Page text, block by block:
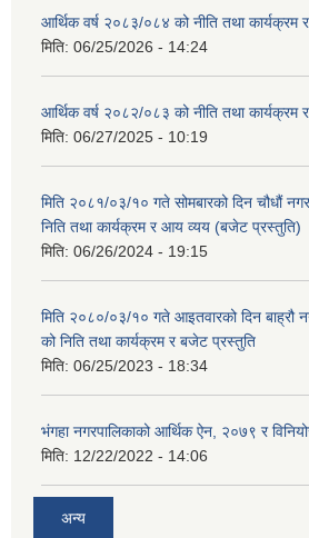
आर्थिक वर्ष २०८३/०८४ को नीति तथा कार्यक्रम
मिति: 06/25/2026 - 14:24
आर्थिक वर्ष २०८२/०८३ को नीति तथा कार्यक्रम
मिति: 06/27/2025 - 10:19
मिति २०८१/०३/१० गते सोमबारको दिन चौधौं
निति तथा कार्यक्रम र आय व्यय (बजेट प्रस्तुति)
मिति: 06/26/2024 - 19:15
मिति २०८०/०३/१० गते आइतवारको दिन
को निति तथा कार्यक्रम र बजेट प्रस्तुति
मिति: 06/25/2023 - 18:34
भंगहा नगरपालिकाको आर्थिक ऐन, २०७९ र
मिति: 12/22/2022 - 14:06
अन्य